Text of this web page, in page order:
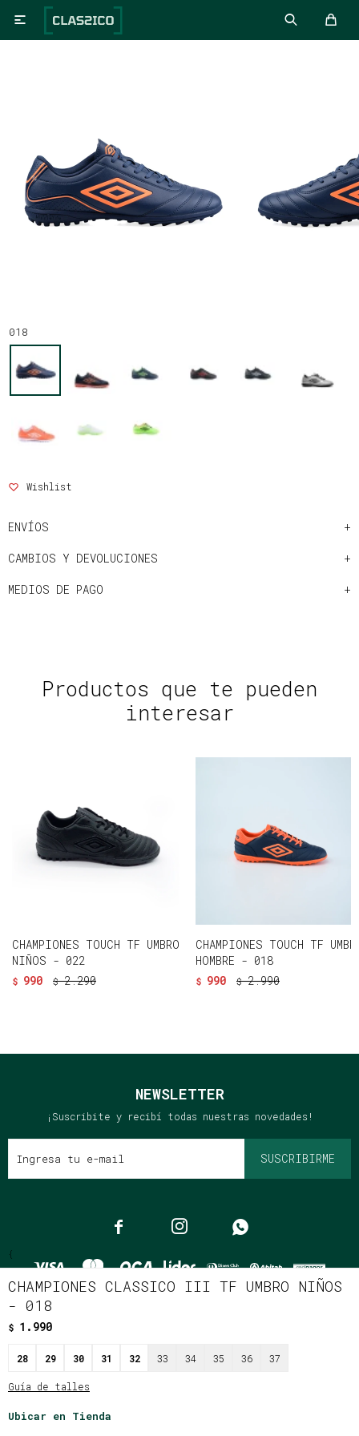

018
CHAMPIONES CLASSICO III TF UMBRO NIÑOS
- 018
$ 1.990
28 29 30 31 32 33 34 35 36 37
Guía de talles
Ubicar en Tienda
ENVÍOS
CAMBIOS Y DEVOLUCIONES
MEDIOS DE PAGO
Productos que te pueden
interesar
CHAMPIONES TOUCH TF UMBRO
NIÑOS - 022
$ 990 $ 2.290
CHAMPIONES TOUCH TF
HOMBRE - 018
$ 990 $ 2.990
NEWSLETTER
¡Suscribite y recibí todas nuestras novedades!
SUSCRIBIRME
  
{